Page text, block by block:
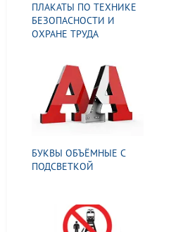
ПЛАКАТЫ ПО ТЕХНИКЕ
БЕЗОПАСНОСТИ И
ОХРАНЕ ТРУДА
БУКВЫ ОБЪЁМНЫЕ С
ПОДСВЕТКОЙ